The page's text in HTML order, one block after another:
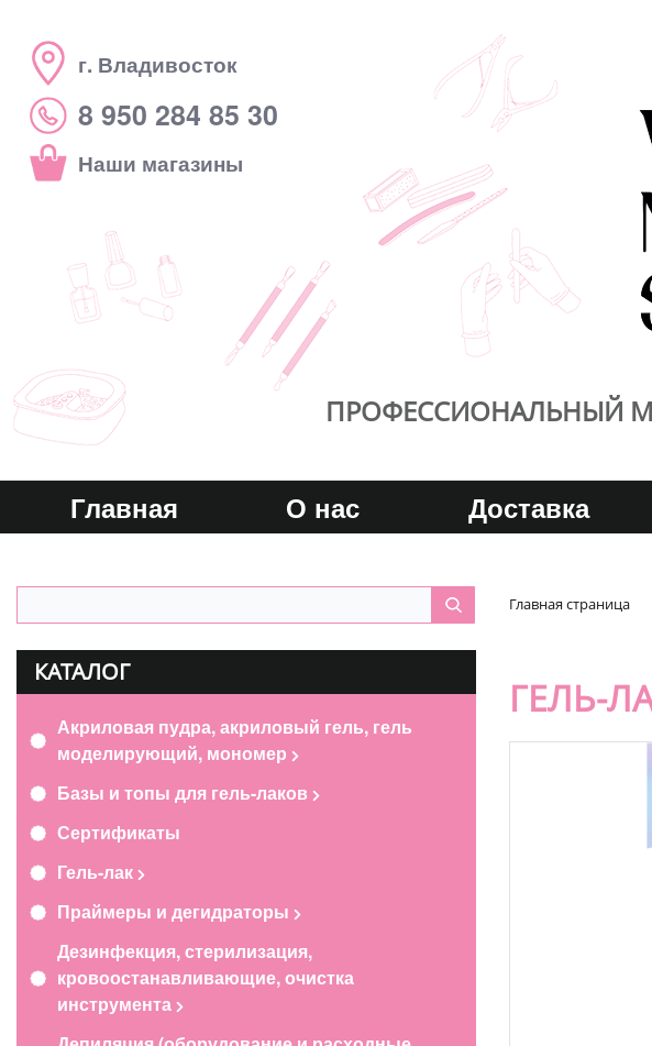
г. Владивосток
8 950 284 85 30
Наши магазины
ПРОФЕССИОНАЛЬНЫЙ
Главная О нас Доставка
Главная страница
КАТАЛОГ
Акриловая пудра, акриловый гель, гель
моделирующий, мономер
Базы и топы для гель-лаков
Сертификаты
Гель-лак
Праймеры и дегидраторы
Дезинфекция, стерилизация,
кровоостанавливающие, очистка
инструмента
ГЕЛЬ-